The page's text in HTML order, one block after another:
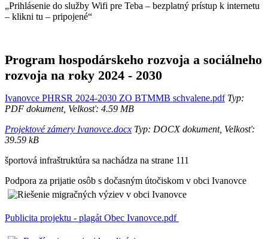
„Prihlásenie do služby Wifi pre Teba – bezplatný prístup k internetu
– klikni tu – pripojené“
Program hospodárskeho rozvoja a sociálneho
rozvoja na roky 2024 - 2030
Ivanovce PHRSR 2024-2030 ZO BTMMB schvalene.pdfTyp:
PDF dokument, Velkosť: 4.59 MB
Projektové zámery Ivanovce.docx Typ: DOCX dokument, Velkosť:
39.59 kB
športová infraštruktúra sa nachádza na strane 111
Podpora za prijatie osôb s dočasným útočiskom v obci Ivanovce
Publicita projektu - plagát Obec Ivanovce.pdf